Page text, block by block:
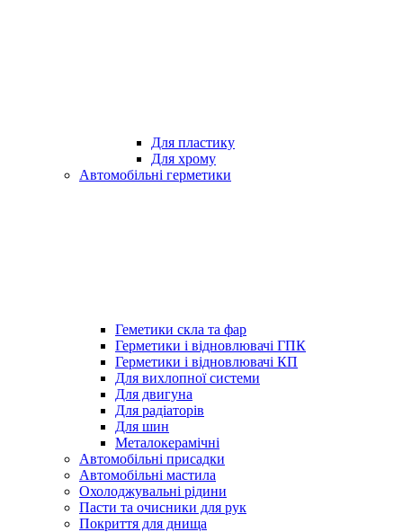
Для пластику
Для хрому
Автомобільні герметики
Геметики скла та фар
Герметики і відновлювачі ГПК
Герметики і відновлювачі КП
Для вихлопної системи
Для двигуна
Для радіаторів
Для шин
Металокерамічні
Автомобільні присадки
Автомобільні мастила
Охолоджувальні рідини
Пасти та очисники для рук
Покриття для днища